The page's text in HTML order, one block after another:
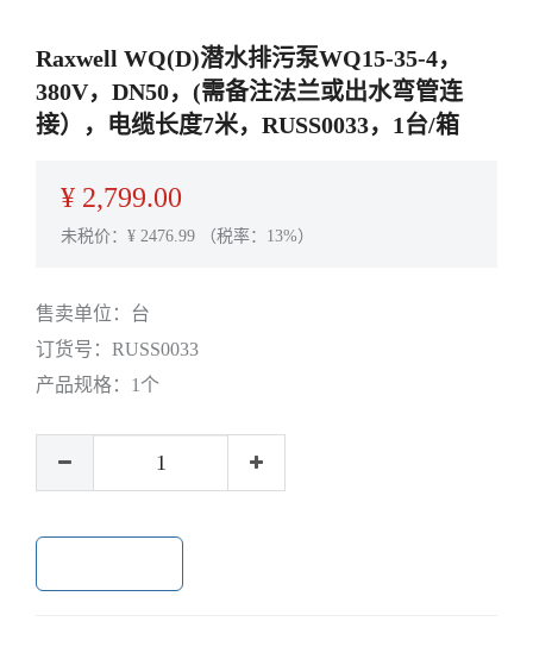
Raxwell WQ(D)潜水排污泵WQ15-35-4，
380V，DN50，(需备注法兰或出水弯管连
接），电缆长度7米，RUSS0033，1台/箱
¥ 2,799.00
未税价：¥ 2476.99 （税率：13%）
售卖单位： 台
订货号： RUSS0033
产品规格： 1个